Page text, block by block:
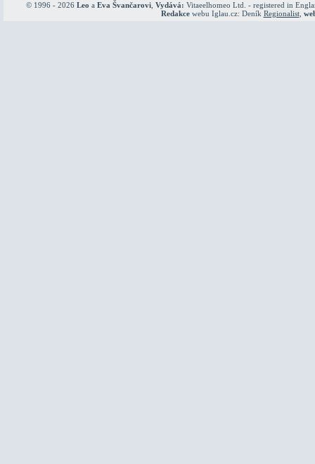
© 1996 - 2026 Leo a Eva Švančarovi Vydává: Vitaeelhomeo Ltd. - registered in
Redakcewebu Iglau.cz: Deník Regionalist,